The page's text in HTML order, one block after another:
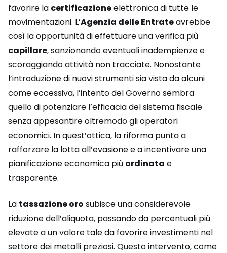
favorire la certificazioneelettronica di tutte le
movimentazioni. L’Agenzia delle Entrateavrebbe
così la opportunità di effettuare una verifica più
capillare, sanzionando eventuali inadempienze e
scoraggiando attività non tracciate. Nonostante
l’introduzione di nuovi strumenti sia vista da alcuni
come eccessiva, l’intento del Governo sembra
quello di potenziare l’efficacia del sistema fiscale
senza appesantire oltremodo gli operatori
economici. In quest’ottica, la riforma punta a
rafforzare la lotta all’evasione e a incentivare una
pianificazione economica più ordinata e
trasparente.
La tassazione oro subisce una considerevole
riduzione dell’aliquota, passando da percentuali più
elevate a un valore tale da favorire investimenti nel
settore dei metalli preziosi. Questo intervento, come